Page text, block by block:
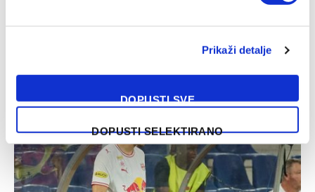
Prikaži detalje
DOPUSTI SVE
DOPUSTI SELEKTIRANO
Luka Kulenović pred odlaskom iz Nizozemske